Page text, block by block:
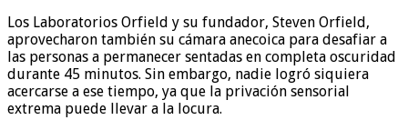
Los Laboratorios Orfield y su fundador, Steven Orfield,
aprovecharon también su cámara anecoica para desafiar a
las personas a permanecer sentadas en completa oscuridad
durante 45 minutos. Sin embargo, nadie logró siquiera
acercarse a ese tiempo, ya que la privación sensorial
extrema puede llevar a la locura.